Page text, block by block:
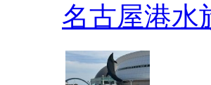
名古屋港水